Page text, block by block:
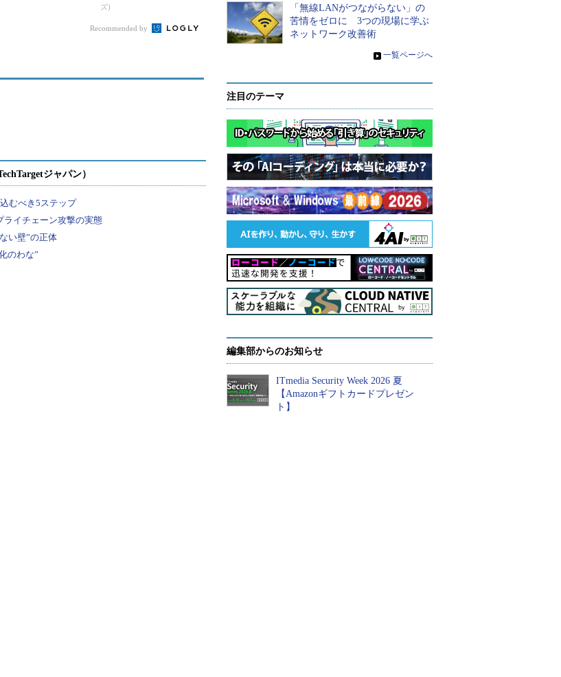
ズ)
Recommended by
「無線LANがつながらない」の
苦情をゼロに 3つの現場に学ぶ
ネットワーク改善術
» 一覧ページへ
注目のテーマ
編集部からのお知らせ
ITmedia Security Week 2026 夏
【Amazonギフトカードプレゼン
ト】